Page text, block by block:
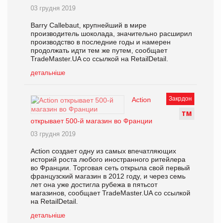
03 грудня 2019
Barry Callebaut, крупнейший в мире
производитель шоколада, значительно расширил
производство в последние годы и намерен
продолжать идти тем же путем, сообщает
TradeMaster.UA со ссылкой на RetailDetail.
детальніше
Закрдон
ТМ
Action
открывает 500-й магазин во Франции
03 грудня 2019
Action создает одну из самых впечатляющих
историй роста любого иностранного ритейлера
во Франции. Торговая сеть открыла свой первый
французский магазин в 2012 году, и через семь
лет она уже достигла рубежа в пятьсот
магазинов, сообщает TradeMaster.UA со ссылкой
на RetailDetail.
детальніше